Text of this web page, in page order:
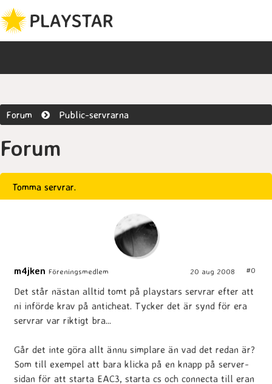
Forum Public-servrarna
Forum
Tomma servrar.
m4jken Föreningsmedlem 20 aug 2008 #0
Det står nästan alltid tomt på playstars servrar efter att
ni införde krav på anticheat. Tycker det är synd för era
servrar var riktigt bra...
Går det inte göra allt ännu simplare än vad det redan är?
Som till exempel att bara klicka på en knapp på server-
sidan för att starta EAC3, starta cs och connecta till eran